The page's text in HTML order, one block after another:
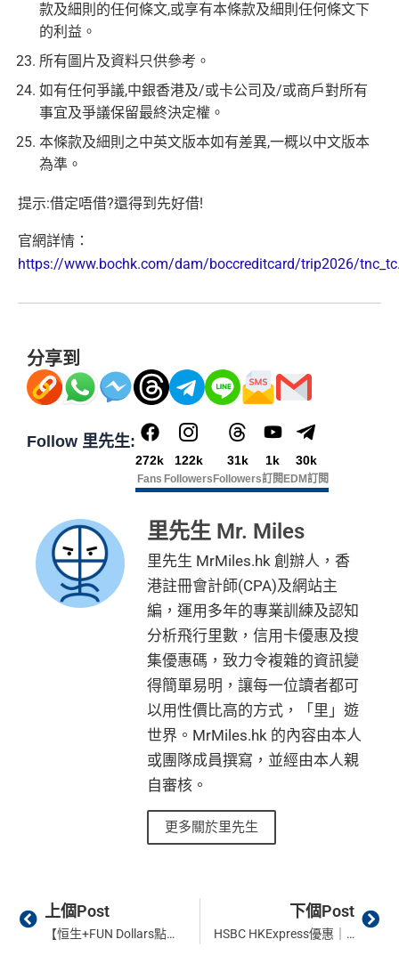
款及細則的任何條文,或享有本條款及細則任何條文下
的利益。
所有圖片及資料只供參考。
如有任何爭議,中銀香港及/或卡公司及/或商戶對所有
事宜及爭議保留最終決定權。
本條款及細則之中英文版本如有差異,一概以中文版本
為準。
提示:借定唔借?還得到先好借!
官網詳情：
https://www.bochk.com/dam/boccreditcard/trip2026/
分享到
Follow 里先生:
272k
Fans
122k
Followers
31k
Followers
1k
訂閱
30k
EDM訂閱
里先生 Mr. Miles
里先生 MrMiles.hk 創辦人，香
港註冊會計師(CPA)及網站主
編，運用多年的專業訓練及認知
分析飛行里數，信用卡優惠及搜
集優惠碼，致力令複雜的資訊變
得簡單易明，讓每一位讀者都可
以用性價比高的方式，「里」遊
世界。MrMiles.hk 的內容由本人
或團隊成員撰寫，並經由本人親
自審核。
更多關於里先生
Prev
上個Post
【恒生+FUN Dollars點用最抵？】2026 +FUN Dollars有咩出路？入賬時間/找卡數教學/特約商戶名單 (前稱Cash Dollars)
下個Post
HSBC HKExpress優惠｜滙豐香港快運UO快閃機票優惠碼「HSBCUO26」7折優惠！